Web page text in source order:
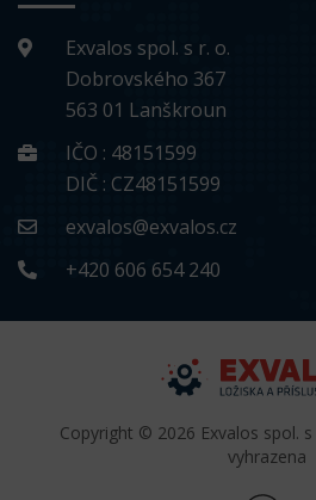
Exvalos spol. s r. o.
Dobrovského 367
563 01 Lanškroun
IČO : 48151599
DIČ : CZ48151599
exvalos@exvalos.cz
+420 606 654 240
Copyright © 2026 Exvalos spol.
vyhrazena